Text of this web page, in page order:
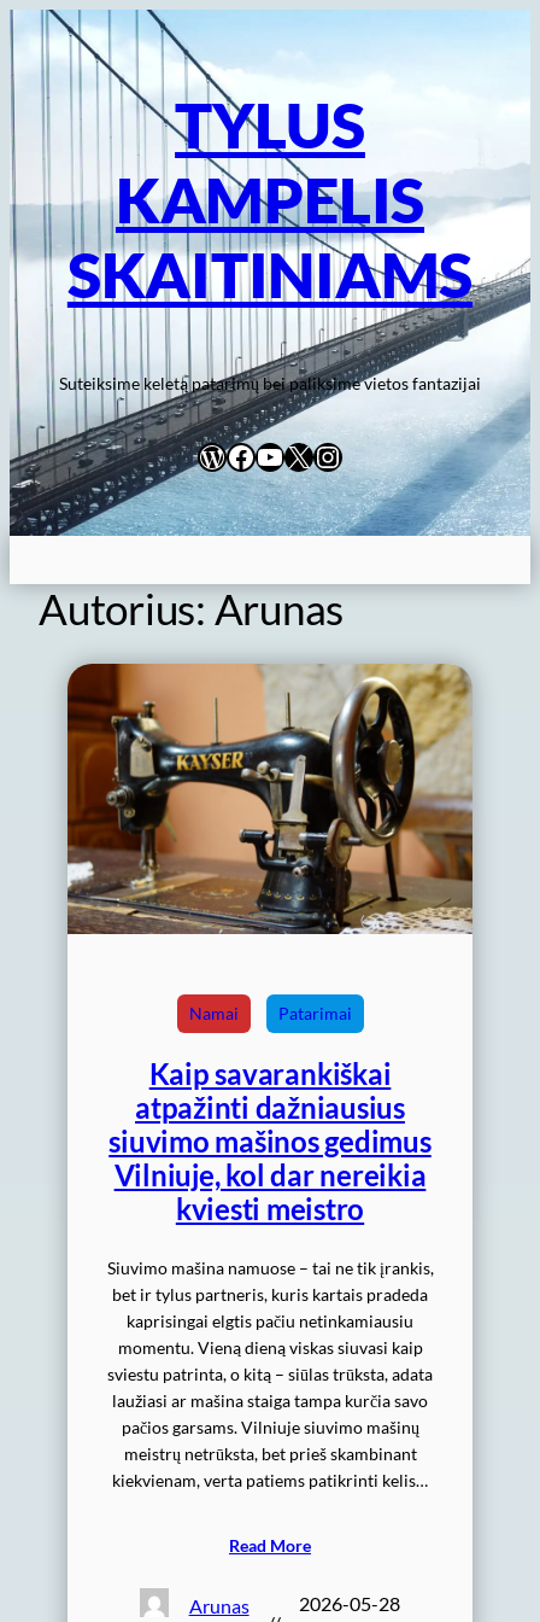
Eiti
turinio
TYLUS
KAMPELIS
SKAITINIAMS
Suteiksime keletą patarimų bei paliksime vietos fantazijai
WordPress
Facebook
YouTube
X Instagram
Autorius: Arunas
Namai Patarimai
Kaip savarankiškai
atpažinti dažniausius
siuvimo mašinos gedimus
Vilniuje, kol dar nereikia
kviesti meistro
Siuvimo mašina namuose – tai ne tik įrankis,
bet ir tylus partneris, kuris kartais pradeda
kaprisingai elgtis pačiu netinkamiausiu
momentu. Vieną dieną viskas siuvasi kaip
sviestu patrinta, o kitą – siūlas trūksta, adata
laužiasi ar mašina staiga tampa kurčia savo
pačios garsams. Vilniuje siuvimo mašinų
meistrų netrūksta, bet prieš skambinant
kiekvienam, verta patiems patikrinti kelis…
Read More
Arunas 2026-05-28